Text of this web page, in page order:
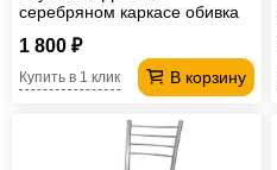
серебряном каркасе обивка
1 800 ₽
В корзину
Купить в 1 клик